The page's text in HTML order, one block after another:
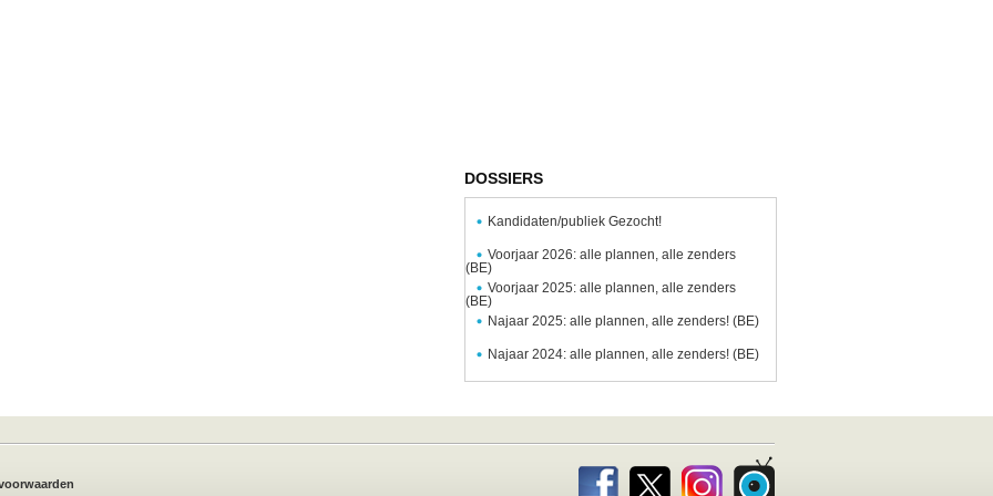
DOSSIERS
Kandidaten/publiek Gezocht!
Voorjaar 2026: alle plannen, alle zenders
(BE)
Voorjaar 2025: alle plannen, alle zenders
(BE)
Najaar 2025: alle plannen, alle zenders! (BE)
Najaar 2024: alle plannen, alle zenders! (BE)